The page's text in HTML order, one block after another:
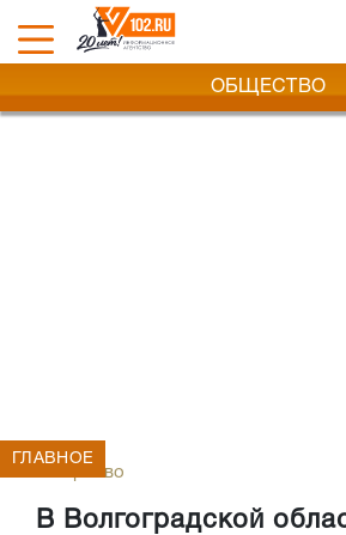
ОБЩЕСТВО
Общество
В Волгоградской
ГЛАВНОЕ